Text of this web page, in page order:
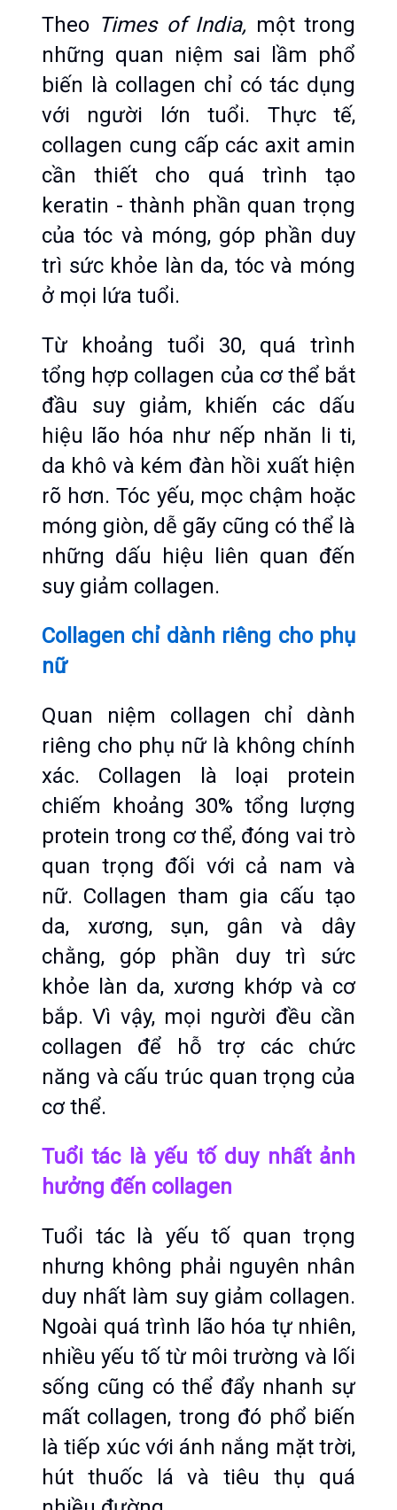
Theo Times of India, một trong
những quan niệm sai lầm phổ
biến là collagen chỉ có tác dụng
với người lớn tuổi. Thực tế,
collagen cung cấp các axit amin
cần thiết cho quá trình tạo
keratin - thành phần quan trọng
của tóc và móng, góp phần duy
trì sức khỏe làn da, tóc và móng
ở mọi lứa tuổi.
Từ khoảng tuổi 30, quá trình
tổng hợp collagen của cơ thể bắt
đầu suy giảm, khiến các dấu
hiệu lão hóa như nếp nhăn li ti,
da khô và kém đàn hồi xuất hiện
rõ hơn. Tóc yếu, mọc chậm hoặc
móng giòn, dễ gãy cũng có thể là
những dấu hiệu liên quan đến
suy giảm collagen.
Collagen chỉ dành riêng cho phụ
nữ
Quan niệm collagen chỉ dành
riêng cho phụ nữ là không chính
xác. Collagen là loại protein
chiếm khoảng 30% tổng lượng
protein trong cơ thể, đóng vai trò
quan trọng đối với cả nam và
nữ. Collagen tham gia cấu tạo
da, xương, sụn, gân và dây
chằng, góp phần duy trì sức
khỏe làn da, xương khớp và cơ
bắp. Vì vậy, mọi người đều cần
collagen để hỗ trợ các chức
năng và cấu trúc quan trọng của
cơ thể.
Tuổi tác là yếu tố duy nhất ảnh
hưởng đến collagen
Tuổi tác là yếu tố quan trọng
nhưng không phải nguyên nhân
duy nhất làm suy giảm collagen.
Ngoài quá trình lão hóa tự nhiên,
nhiều yếu tố từ môi trường và lối
sống cũng có thể đẩy nhanh sự
mất collagen, trong đó phổ biến
là tiếp xúc với ánh nắng mặt trời,
hút thuốc lá và tiêu thụ quá